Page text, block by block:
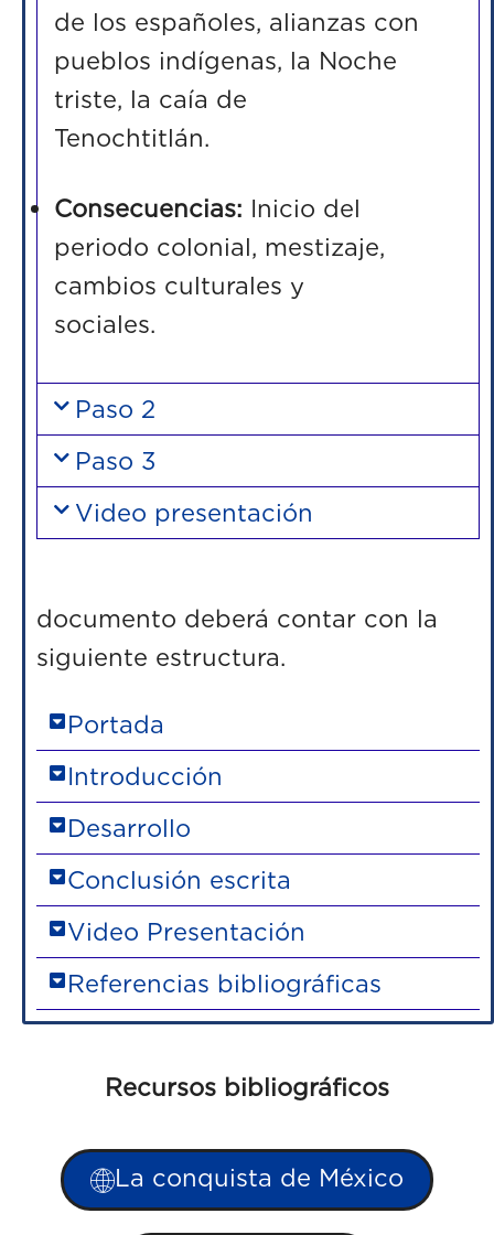
de los españoles, alianzas con
pueblos indígenas, la Noche
triste, la caía de
Consecuencias: Inicio del
periodo colonial, mestizaje,
cambios culturales y
Paso 2
Paso 3
Video presentación
documento deberá contar con la
siguiente estructura.
Portada
Introducción
Desarrollo
Conclusión escrita
Video Presentación
Referencias bibliográficas
Recursos bibliográficos
La conquista de México